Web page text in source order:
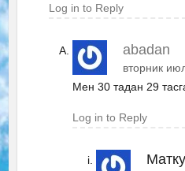
Log in to Reply
abadan
вторник
Мен 30 тадан 29
Log in to Reply